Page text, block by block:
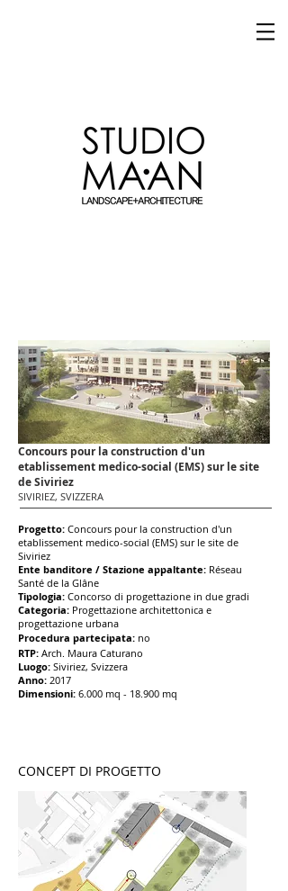
Concours pour la construction d'un
etablissement medico-social (EMS) sur le site
de Siviriez
SIVIRIEZ, SVIZZERA
Progetto: Concours pour la construction d'un
etablissement medico-social (EMS) sur le site de
Siviriez
Ente banditore / Stazione appaltante: Réseau
Santé de la Glâne
Tipologia: Concorso di progettazione in due gradi
Categoria: Progettazione architettonica e
progettazione urbana
Procedura partecipata: no
RTP: Arch. Maura Caturano
Luogo: Siviriez, Svizzera
Anno: 2017
Dimensioni: 6.000 mq - 18.900 mq
CONCEPT DI PROGETTO